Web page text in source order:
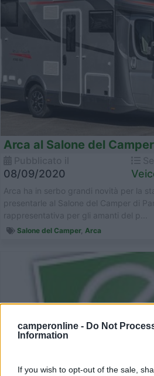
camperonline - Do Not
Information
If you wish to opt-out of the sale,
Arca al Salone del
08/09/2020
Arca ha in serbo grandi novità per la
presentarle al Salone del Camper di
rappresentativa per gli amanti del p...
Salone del Camper, Arca